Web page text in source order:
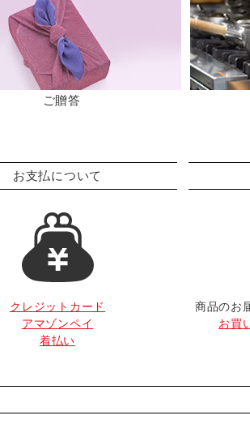
ご贈答
お支払について
クレジットカード
アマゾンペイ
着払い
商品のお
お買